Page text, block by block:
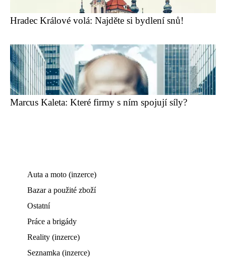
Hradec Králové volá: Najděte si bydlení snů!
Marcus Kaleta: Které firmy s ním spojují síly?
Auta a moto (inzerce)
Bazar a použité zboží
Ostatní
Práce a brigády
Reality (inzerce)
Seznamka (inzerce)